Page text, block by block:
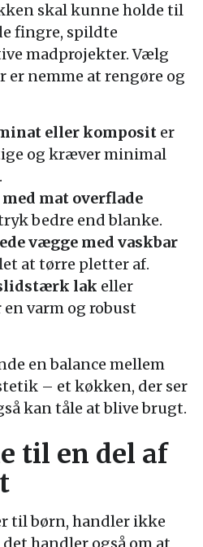
skal kunne holde til
fingre, spildte
madprojekter. Vælg
er nemme at rengøre og
eller komposit er
og kræver minimal
mat overflade
bedre end blanke.
vægge med vaskbar
at tørre pletter af.
lak eller
varm og robust
en balance mellem
– et køkken, der ser
kan tåle at blive brugt.
til en del af
til børn, handler ikke